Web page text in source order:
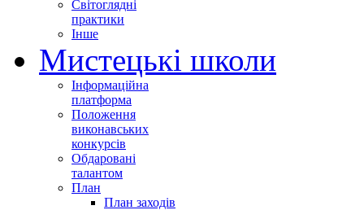
Світоглядні
практики
Інше
Мистецькі школи
Інформаційна
платформа
Положення
виконавських
конкурсів
Обдаровані
талантом
План
План заходів